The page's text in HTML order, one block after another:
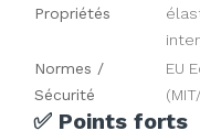
Propriétés
Normes /
Sécurité
EU
✅ Points forts